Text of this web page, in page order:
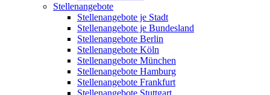
Stellenangebote
Stellenangebote je Stadt
Stellenangebote je Bundesland
Stellenangebote Berlin
Stellenangebote Köln
Stellenangebote München
Stellenangebote Hamburg
Stellenangebote Frankfurt
Stellenangebote Stuttgart